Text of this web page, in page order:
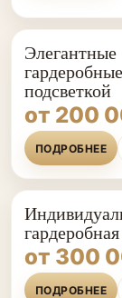
Элегантные
подсветкой
от 200
ПОДРОБНЕЕ
от 300
ПОДРОБНЕЕ